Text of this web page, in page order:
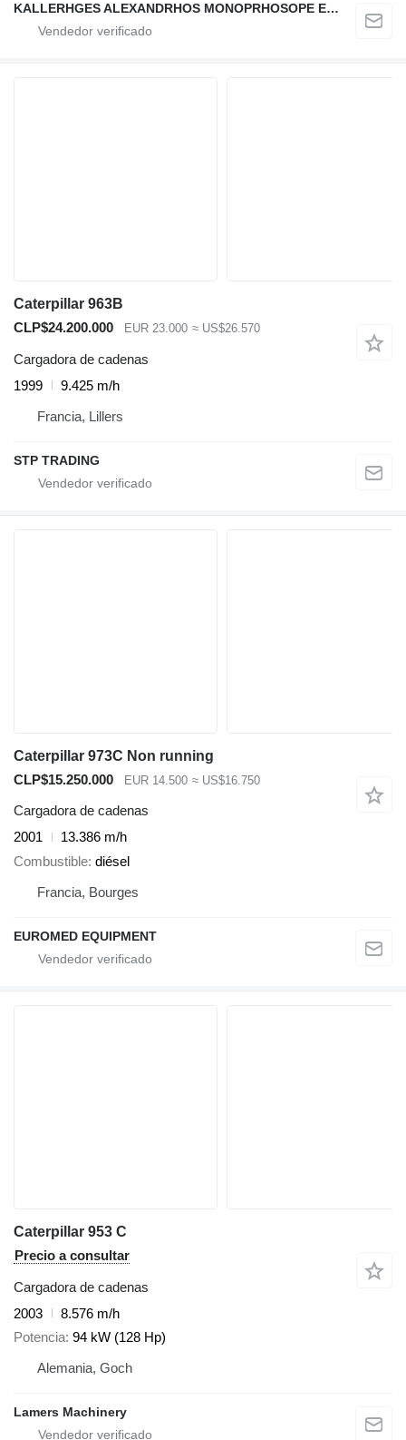
KALLERHGES ALEXANDRHOS MONOPRHOSOPE EPE
Caterpillar 963B
CLP$24.200.000
EUR 23.000 ≈ US$26.570
Cargadora de cadenas
1999
9.425 m/h
Francia, Lillers
STP TRADING
Caterpillar 973C Non running
CLP$15.250.000
EUR 14.500 ≈ US$16.750
Cargadora de cadenas
2001
13.386 m/h
Combustible diésel
Francia, Bourges
EUROMED EQUIPMENT
Caterpillar 953 C
Precio a consultar
Cargadora de cadenas
2003
8.576 m/h
Potencia 94 kW (128 Hp)
Alemania, Goch
Lamers Machinery